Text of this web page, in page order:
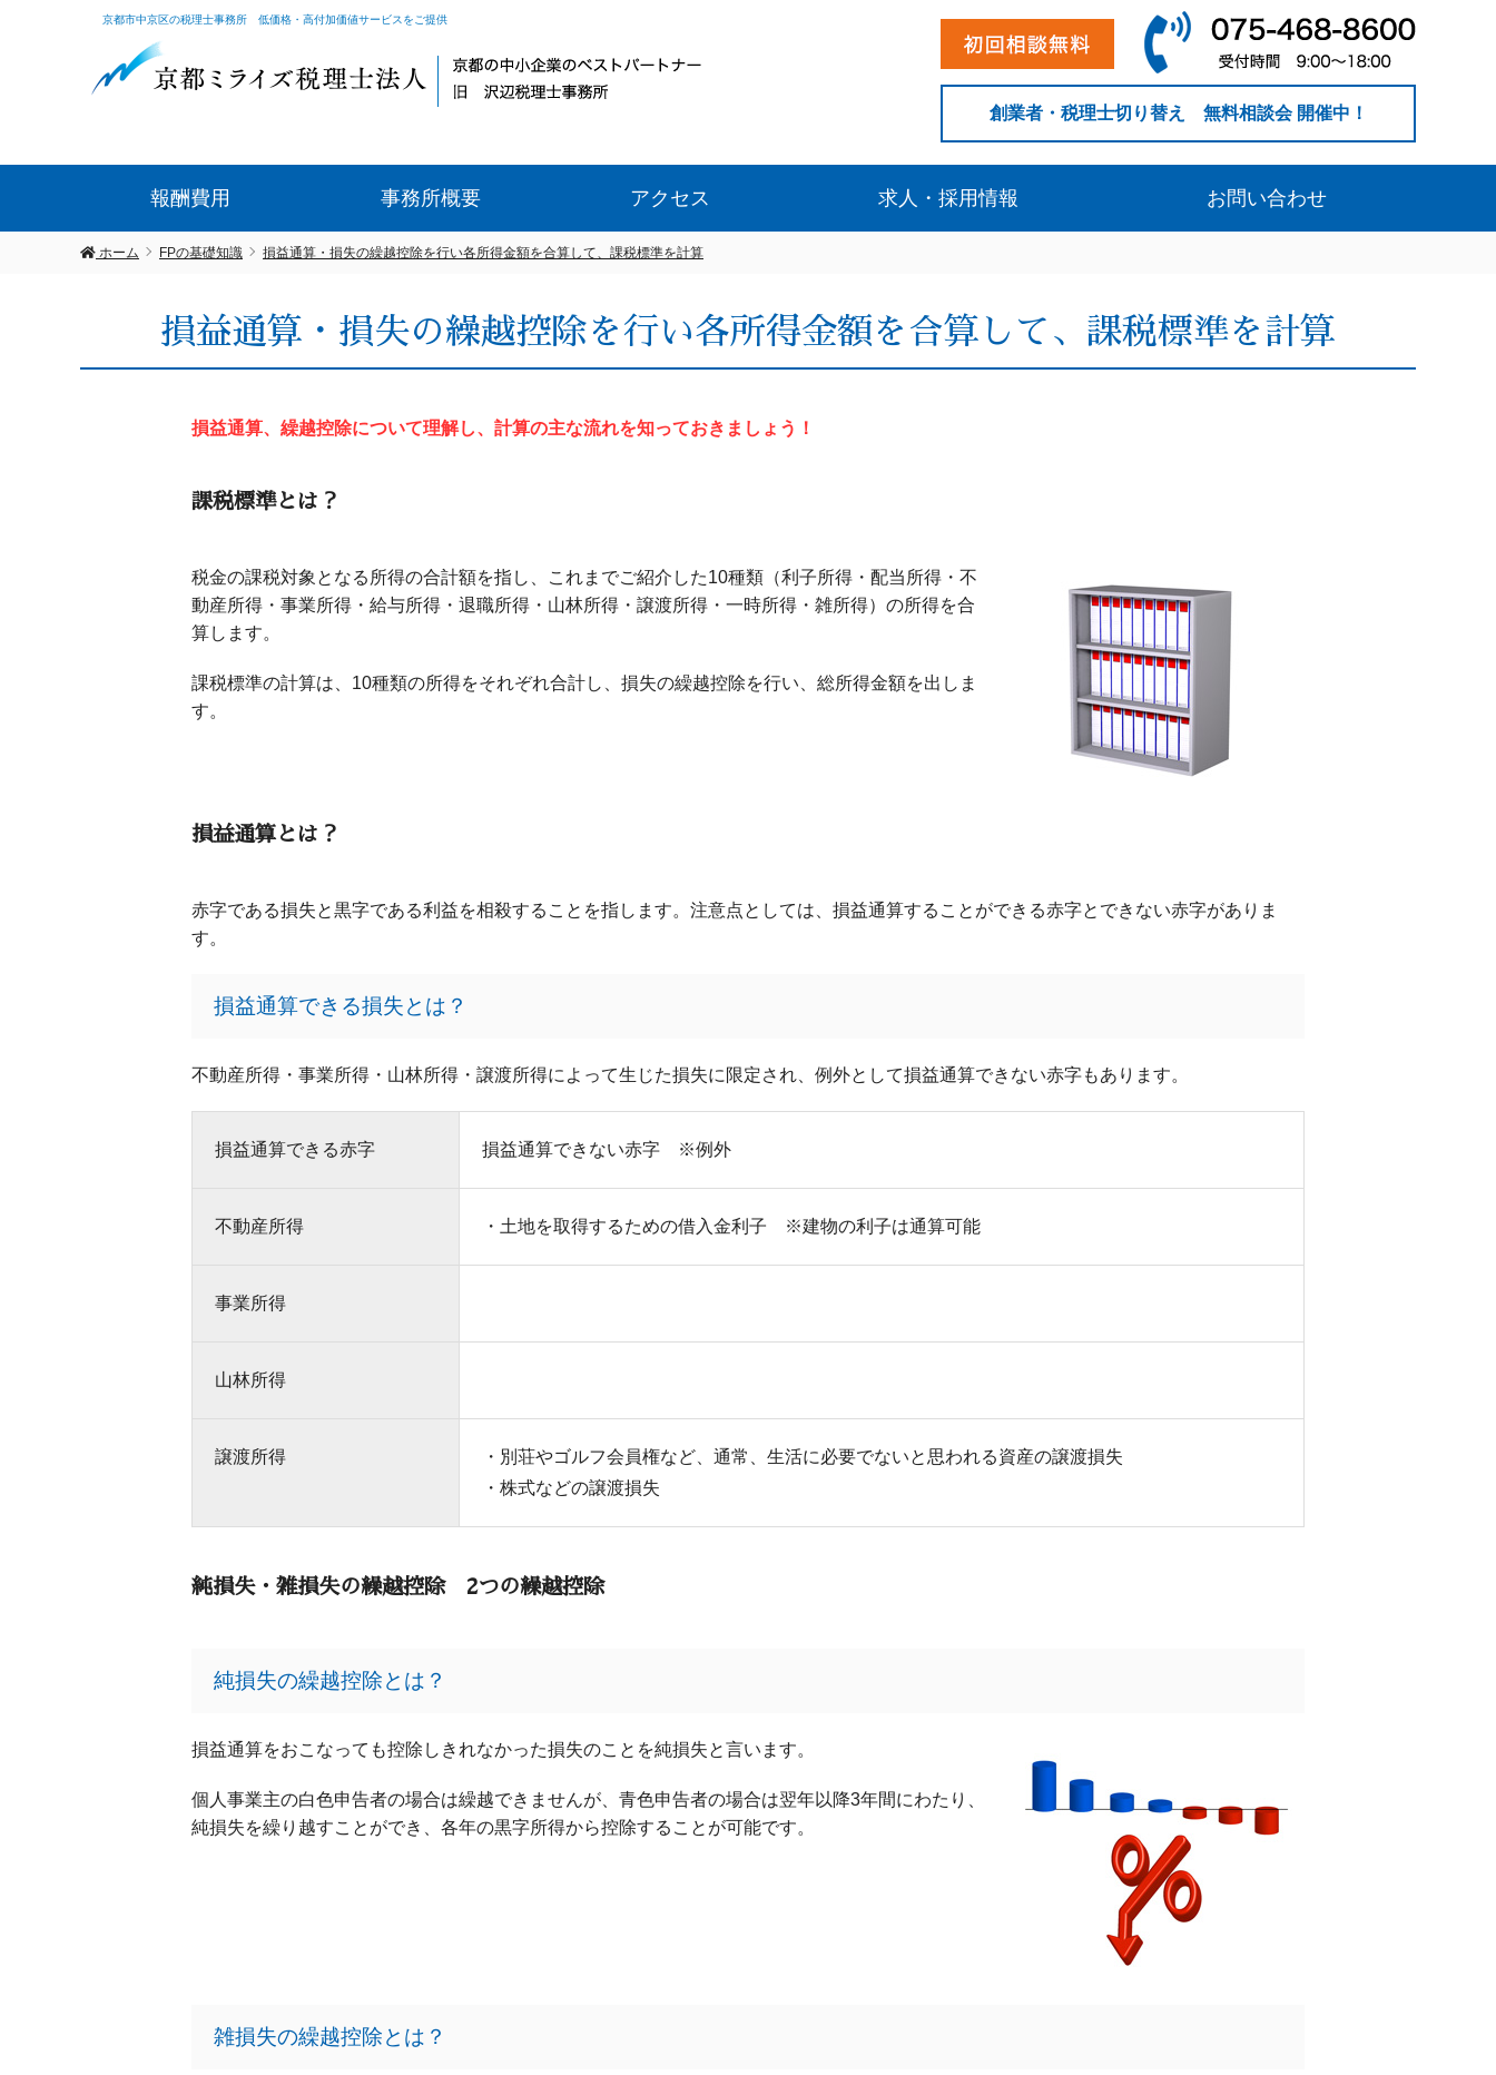
京都市中京区の税理士事務所 低価格・高付加価値サービスをご提供
創業者・税理士切り替え 無料相談会 開催中！
報酬費用 事務所概要 アクセス 求人・採用情報 お問い合わせ
ホーム FPの基礎知識 損益通算・損失の繰越控除を行い各所得金額を合算して、課税標準を計算
損益通算・損失の繰越控除を行い各所得金額を合算して、課税標準を計算
損益通算、繰越控除について理解し、計算の主な流れを知っておきましょう！
課税標準とは？
税金の課税対象となる所得の合計額を指し、これまでご紹介した10種類（利子所得・配当所得・不
動産所得・事業所得・給与所得・退職所得・山林所得・譲渡所得・一時所得・雑所得）の所得を合
算します。
課税標準の計算は、10種類の所得をそれぞれ合計し、損失の繰越控除を行い、総所得金額を出しま
す。
損益通算とは？
赤字である損失と黒字である利益を相殺することを指します。注意点としては、損益通算することができる赤字とできない赤字がありま
す。
損益通算できる損失とは？
不動産所得・事業所得・山林所得・譲渡所得によって生じた損失に限定され、例外として損益通算できない赤字もあります。
損益通算できる赤字 損益通算できない赤字 ※例外
不動産所得 ・土地を取得するための借入金利子 ※建物の利子は通算可能
事業所得
山林所得
譲渡所得
・別荘やゴルフ会員権など、通常、生活に必要でないと思われる資産の譲渡損失
・株式などの譲渡損失
純損失・雑損失の繰越控除 2つの繰越控除
純損失の繰越控除とは？
損益通算をおこなっても控除しきれなかった損失のことを純損失と言います。
個人事業主の白色申告者の場合は繰越できませんが、青色申告者の場合は翌年以降3年間にわたり、
純損失を繰り越すことができ、各年の黒字所得から控除することが可能です。
雑損失の繰越控除とは？